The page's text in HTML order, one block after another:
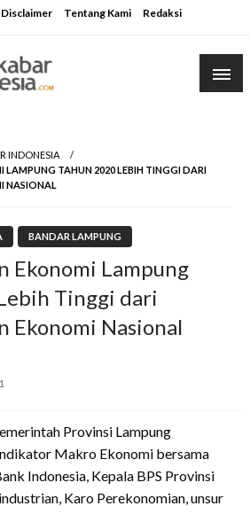
Disclaimer Tentang Kami Redaksi
INDONESIA
LAMPUNG TAHUN 2020 LEBIH TINGGI DARI
NASIONAL
BANDAR LAMPUNG
Ekonomi Lampung
Tinggi dari
Ekonomi Nasional
Provinsi Lampung
Makro Ekonomi bersama
Indonesia, Kepala BPS Provinsi
Karo Perekonomian, unsur